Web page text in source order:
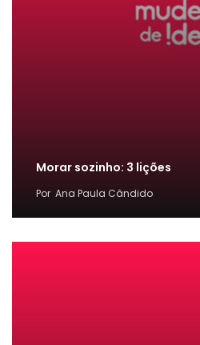
Morar sozinho: 3 lições
Por Ana Paula Cândido